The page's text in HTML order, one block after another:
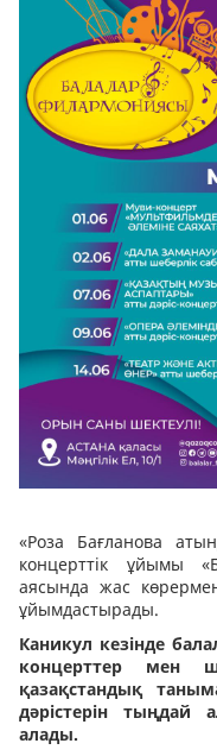
«Роза Бағланова
концерттік ұйымы
аясында жас
ұйымдастырады.
Каникул кезінде
концерттер мен
қазақстандық
дәрістерін тыңдай
алады.